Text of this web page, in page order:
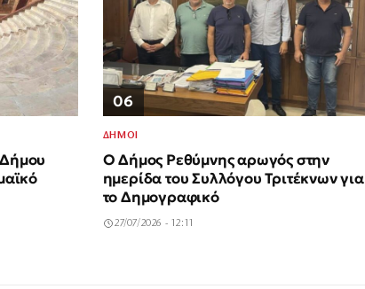
06
ΔΗΜΟΙ
Ο Δήμος Ρεθύμνης αρωγός στην
ημερίδα του Συλλόγου Τριτέκνων για
το Δημογραφικό
27/07/2026 - 12:11